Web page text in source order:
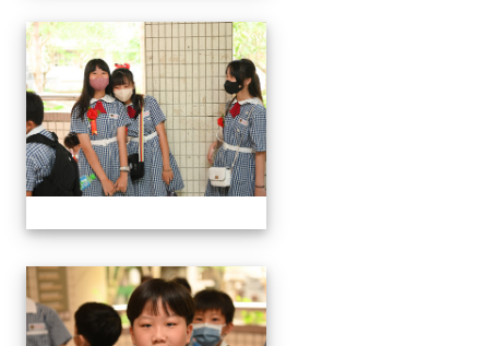
24屆文化國小畢業典禮
24屆文化國小畢業典禮